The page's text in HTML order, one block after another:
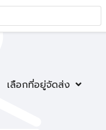
เลือกที่อยู่จัดส่ง